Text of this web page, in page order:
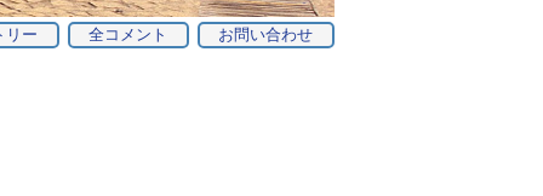
お問い合わせ
全コメント
リー